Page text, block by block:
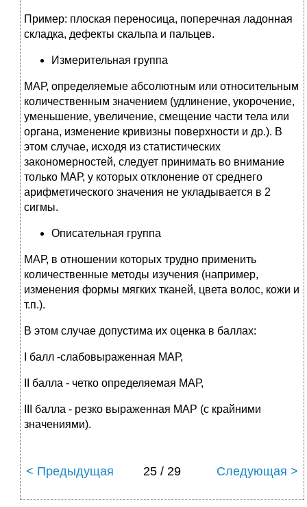
Пример: плоская переносица, поперечная ладонная
складка, дефекты скальпа и пальцев.
Измерительная группа
МАР, определяемые абсолютным или относительным
количественным значением (удлинение, укорочение,
уменьшение, увеличение, смещение части тела или
органа, изменение кривизны поверхности и др.). В
этом случае, исходя из статистических
закономерностей, следует принимать во внимание
только МАР, у которых отклонение от среднего
арифметического значения не укладывается в 2
сигмы.
Описательная группа
МАР, в отношении которых трудно применить
количественные методы изучения (например,
изменения формы мягких тканей, цвета волос, кожи и
т.п.).
В этом случае допустима их оценка в баллах:
I балл -слабовыраженная МАР,
II балла - четко определяемая МАР,
III балла - резко выраженная МАР (с крайними
значениями).
< Предыдущая 25 / 29 Следующая >